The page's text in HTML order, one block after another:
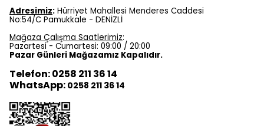
Adresimiz: Hürriyet Mahallesi Menderes Caddesi
No:54/C Pamukkale - DENİZLİ
Mağaza Çalışma Saatlerimiz:
Pazartesi - Cumartesi: 09:00 / 20:00
Pazar Günleri Mağazamız Kapalıdır.
Telefon: 0258 211 36 14
WhatsApp: 0258 211 36 14